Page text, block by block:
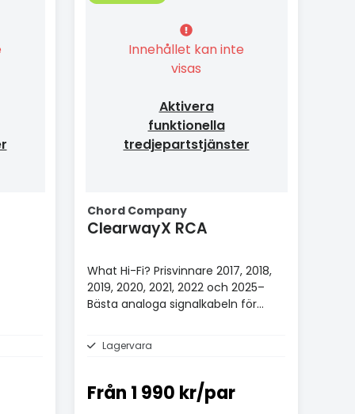
Innehållet kan inte
visas
Aktivera
funktionella
tredjepartstjänster
Chord Company
ClearwayX RCA
What Hi-Fi? Prisvinnare 2017, 2018,
2019, 2020, 2021, 2022 och 2025–
Bästa analoga signalkabeln för
Lagervara
Från 1 990 kr/par